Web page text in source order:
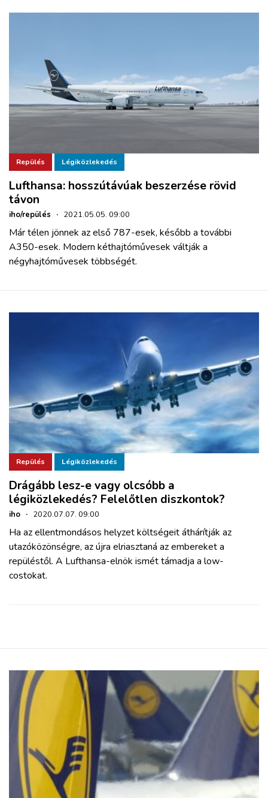
Repülés Légiközlekedés
Lufthansa: hosszútávúak beszerzése rövid
távon
iho/repülés · 2021.05.05. 09:00
Már télen jönnek az első 787-esek, később a további
A350-esek. Modern kéthajtóművesek váltják a
négyhajtóművesek többségét.
Repülés Légiközlekedés
Drágább lesz-e vagy olcsóbb a
légiközlekedés? Felelőtlen diszkontok?
iho · 2020.07.07. 09:00
Ha az ellentmondásos helyzet költségeit áthárítják az
utazóközönségre, az újra elriasztaná az embereket a
repüléstől. A Lufthansa-elnök ismét támadja a low-
costokat.